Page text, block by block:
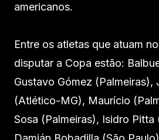
americanos.
Entre os atletas que atuam
disputar a Copa estão:
Gustavo Gómez (Palmeiras),
(Atlético-MG), Maurício
Sosa (Palmeiras), Isidro Pitta